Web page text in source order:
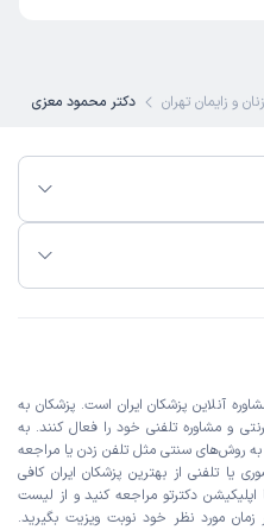
و زایمان تهران دکتر محمود معزی
آنلاین پزشکان ایران است. پزشکان به
و مشاوره تلفنی خود را فعال کنند. به
به روش‌های سنتی مثل تلفن زدن یا مراجعه
یا تلفنی از بهترین پزشکان ایران کافی
اپلیکیشن دکترتو مراجعه کنید و از لیست
زمان مورد نظر خود نوبت ویزیت بگیرید.